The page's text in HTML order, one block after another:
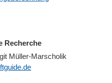
Recherche
Müller-Marscholik